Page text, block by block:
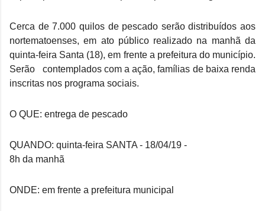
Cerca de 7.000 quilos de pescado serão distribuídos aos
nortematoenses, em ato público realizado na manhã da
quinta-feira Santa (18), em frente a prefeitura do município.
Serão   contemplados com a ação, famílias de baixa renda
inscritas nos programa sociais.
O QUE: entrega de pescado
QUANDO: quinta-feira SANTA - 18/04/19 -
8h da manhã
ONDE: em frente a prefeitura municipal